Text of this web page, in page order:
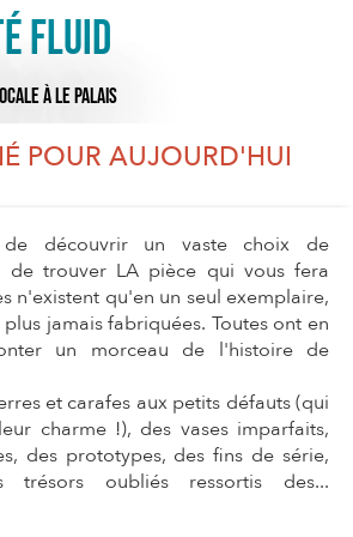
Fluid
À LE PALAIS
POUR AUJOURD'HUI
de découvrir un vaste choix de
de trouver LA pièce qui vous fera
n'existent qu'en un seul exemplaire,
jamais fabriquées. Toutes ont en
un morceau de l'histoire de
et carafes aux petits défauts (qui
charme !), des vases imparfaits,
des prototypes, des fins de série,
trésors oubliés ressortis des...